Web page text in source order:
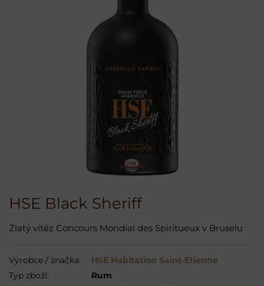
HSE Black Sheriff
Zlatý vítěz Concours Mondial des Spiritueux v Bruselu
Výrobce / značka:
HSE Habitation Saint-Etienne
Typ zboží:
Rum